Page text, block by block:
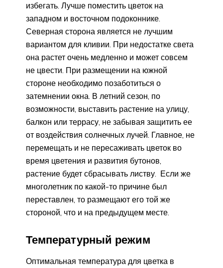
избегать. Лучше поместить цветок на
западном и восточном подоконнике.
Северная сторона является не лучшим
вариантом для кливии. При недостатке света
она растет очень медленно и может совсем
не цвести. При размещении на южной
стороне необходимо позаботиться о
затемнении окна. В летний сезон, по
возможности, выставить растение на улицу,
балкон или террасу, не забывая защитить ее
от воздействия солнечных лучей. Главное, не
перемещать и не пересаживать цветок во
время цветения и развития бутонов,
растение будет сбрасывать листву. Если же
многолетник по какой-то причине был
переставлен, то размещают его той же
стороной, что и на предыдущем месте.
Температурный режим
Оптимальная температура для цветка в